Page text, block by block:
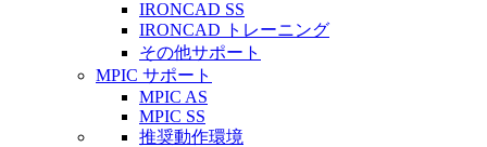
IRONCAD SS
IRONCAD トレーニング
その他サポート
MPIC サポート
MPIC AS
MPIC SS
推奨動作環境